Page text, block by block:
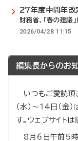
27年度中間年改
財務省、「春の建議
2026/04/28 11:15
編集長からのお
いつもご愛読頂
（水）～14日（金
す。ウェブサイトは
8月6日午前5時